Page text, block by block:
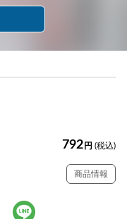
792 円 (税込)
商品情報